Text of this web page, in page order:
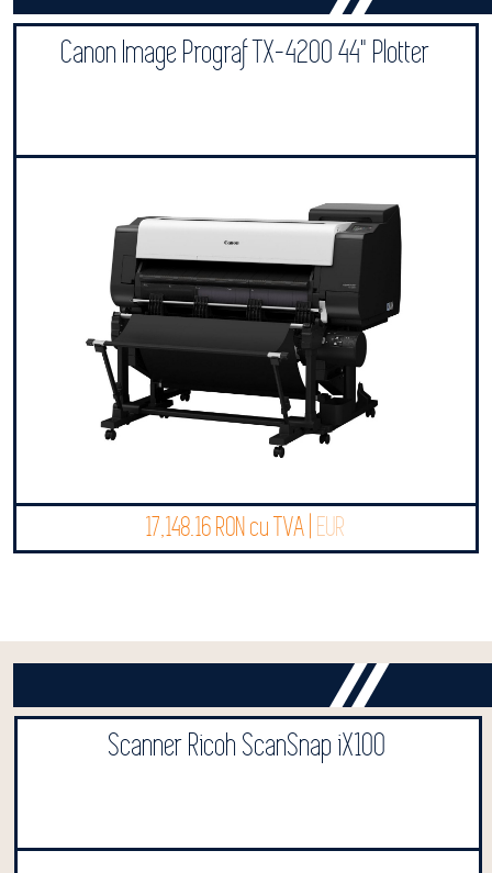
Canon Image Prograf TX-4200 44" Plotter
17,148.16 RON cu TVA | EUR
Scanner Ricoh ScanSnap iX100